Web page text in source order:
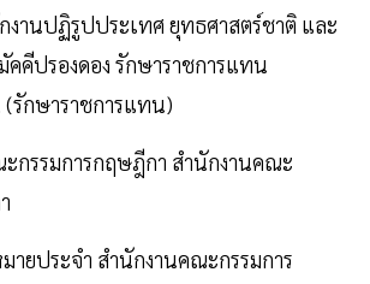
งานปฏิรูปประเทศ ยุทธศาสตร์ชาติ และ
คคีปรองดอง รักษาราชการแทน
รักษาราชการแทน)
ะกรรมการกฤษฎีกา สำนักงานคณะ
ายประจำ สำนักงานคณะกรรมการ